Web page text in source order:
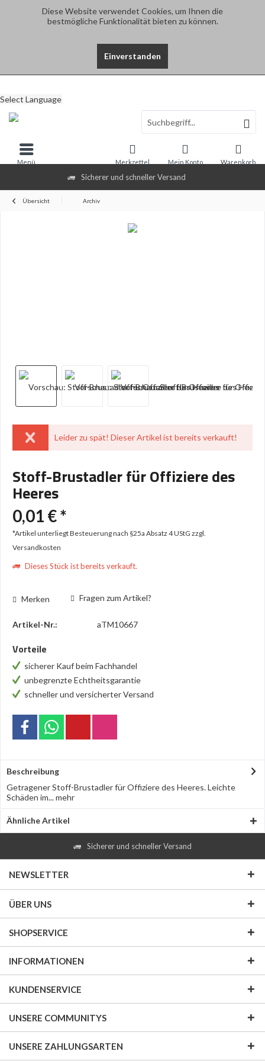
Diese Website verwendet Cookies, um Ihnen die
bestmögliche Funktionalität bieten zu können.
Einverstanden
Sicherer und schneller Versand
Select Language
Warenkorb
Merkzettel Mein Konto
Menü
Übersicht Archiv
Leider zu spät! Dieser Artikel ist bereits verkauft!
Stoff-Brustadler für Offiziere des
Heeres
0,01 € *
*Artikel unterliegt Besteuerung nach §25a Absatz 4 UStG zzgl.
Versandkosten
Dieses Stück ist bereits verkauft.
Merken Fragen zum Artikel?
Artikel-Nr.: aTM10667
Vorteile
sicherer Kauf beim Fachhandel
unbegrenzte Echtheitsgarantie
schneller und versicherter Versand
Beschreibung
Getragener Stoff-Brustadler für Offiziere des Heeres. Leichte
Schäden im...mehr
Ähnliche Artikel
Sicherer und schneller Versand
NEWSLETTER
ÜBER UNS
SHOPSERVICE
INFORMATIONEN
KUNDENSERVICE
UNSERE COMMUNITYS
UNSERE ZAHLUNGSARTEN